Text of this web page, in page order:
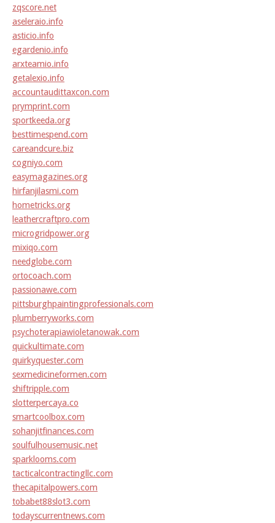
zqscore.net
aseleraio.info
asticio.info
egardenio.info
arxteamio.info
getalexio.info
accountaudittaxcon.com
prymprint.com
sportkeeda.org
besttimespend.com
careandcure.biz
cogniyo.com
easymagazines.org
hirfanjilasmi.com
hometricks.org
leathercraftpro.com
microgridpower.org
mixiqo.com
needglobe.com
ortocoach.com
passionawe.com
pittsburghpaintingprofessionals.com
plumberryworks.com
psychoterapiawioletanowak.com
quickultimate.com
quirkyquester.com
sexmedicineformen.com
shiftripple.com
slotterpercaya.co
smartcoolbox.com
sohanjitfinances.com
soulfulhousemusic.net
sparklooms.com
tacticalcontractingllc.com
thecapitalpowers.com
tobabet88slot3.com
todayscurrentnews.com